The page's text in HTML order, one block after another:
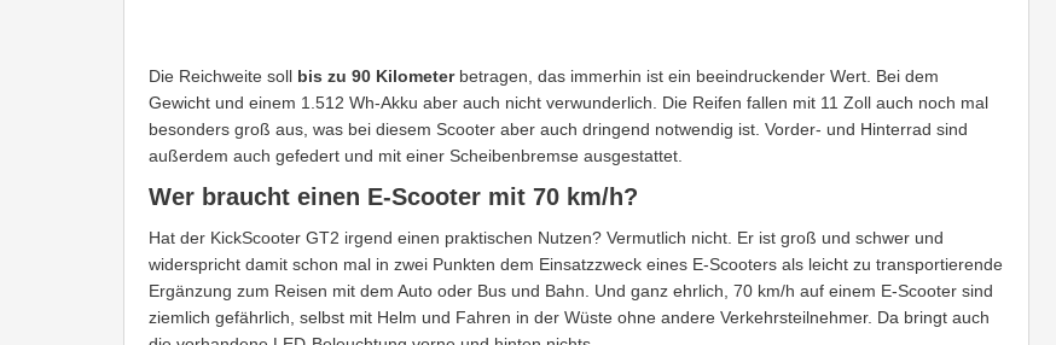
Die Reichweite soll bis zu 90 Kilometerbetragen, das immerhin ist ein beeindruckender Wert. Bei dem
Gewicht und einem 1.512 Wh-Akku aber auch nicht verwunderlich. Die Reifen fallen mit 11 Zoll auch noch mal
besonders groß aus, was bei diesem Scooter aber auch dringend notwendig ist. Vorder- und Hinterrad sind
außerdem auch gefedert und mit einer Scheibenbremse ausgestattet.
Wer braucht einen E-Scooter mit 70 km/h?
Hat der KickScooter GT2 irgend einen praktischen Nutzen? Vermutlich nicht. Er ist groß und schwer und
widerspricht damit schon mal in zwei Punkten dem Einsatzzweck eines E-Scooters als leicht zu transportierende
Ergänzung zum Reisen mit dem Auto oder Bus und Bahn. Und ganz ehrlich, 70 km/h auf einem E-Scooter sind
ziemlich gefährlich, selbst mit Helm und Fahren in der Wüste ohne andere Verkehrsteilnehmer. Da bringt auch